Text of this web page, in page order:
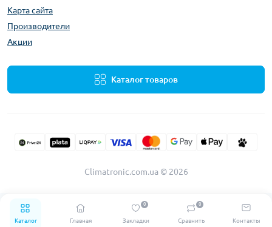
Каталог Главная Закладки
0
Сравнить
0
Контакты
Карта сайта
Производители
Акции
Каталог товаров
Climatronic.com.ua © 2026